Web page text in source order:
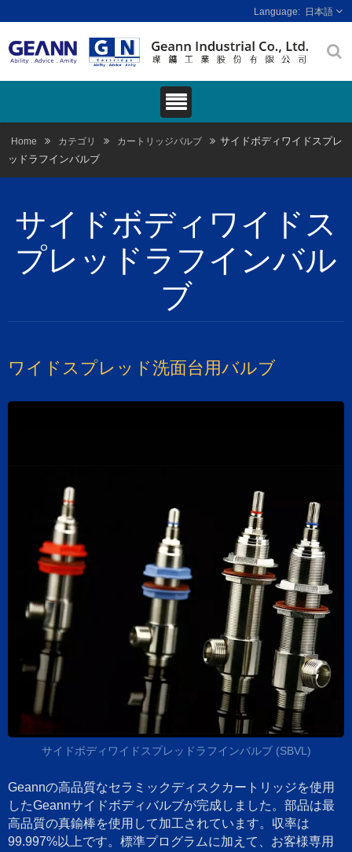
日本語
Home カテゴリ カートリッジバルブ
サイドボディワイドスプレ
ッドラフインバルブ
サイドボディワイドス
プレッドラフインバル
ブ
ワイドスプレッド洗面台用バルブ
サイドボディワイドスプレッドラフインバルブ (SBVL)
Geannの高品質なセラミックディスクカートリッジを使用
したGeannサイドボディバルブが完成しました。部品は最
高品質の真鍮棒を使用して加工されています。収率は
99.997%以上です。標準プログラムに加えて、お客様専用